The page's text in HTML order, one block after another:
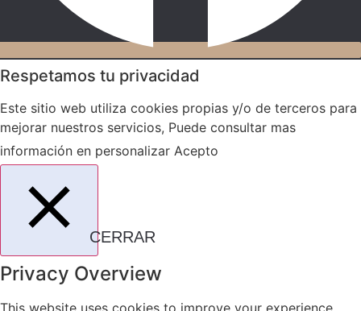
Respetamos tu privacidad
Este sitio web utiliza cookies propias y/o de terceros para
mejorar nuestros servicios, Puede consultar mas
información en personalizar Acepto
CERRAR
Privacy Overview